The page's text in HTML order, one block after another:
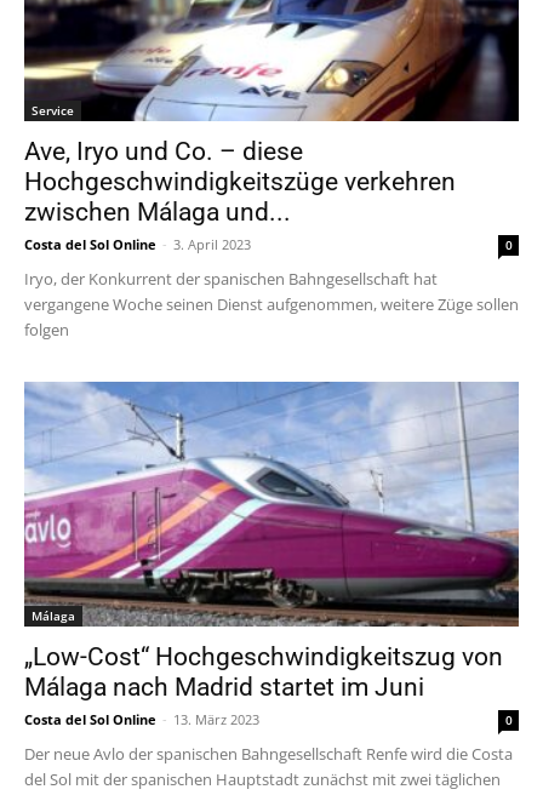
Service
Ave, Iryo und Co. – diese
Hochgeschwindigkeitszüge verkehren
zwischen Málaga und...
Costa del Sol Online - 3. April 2023 0
Iryo, der Konkurrent der spanischen Bahngesellschaft hat
vergangene Woche seinen Dienst aufgenommen, weitere Züge sollen
folgen
Málaga
„Low-Cost“ Hochgeschwindigkeitszug von
Málaga nach Madrid startet im Juni
Costa del Sol Online - 13. März 2023 0
Der neue Avlo der spanischen Bahngesellschaft Renfe wird die Costa
del Sol mit der spanischen Hauptstadt zunächst mit zwei täglichen